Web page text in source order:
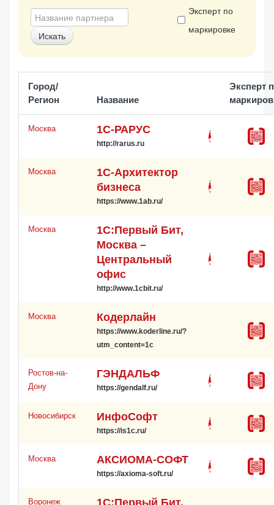
Эксперт по
маркировке
Город/
Регион
Название
Эксперт
Москва 1С-РАРУС
http://rarus.ru
Москва
1С-Архитектор
бизнеса
https://www.1ab.ru/
Москва
1С:Первый Бит,
Москва –
Центральный
офис
http://www.1cbit.ru/
Москва Кодерлайн
https://www.koderline.ru/?
utm_content=1c
Ростов-на-
Дону
ГЭНДАЛЬФ
https://gendalf.ru/
Новосибирск ИнфоСофт
https://is1c.ru/
Москва АКСИОМА-СОФТ
https://axioma-soft.ru/
Воронеж 1С:Первый Бит,